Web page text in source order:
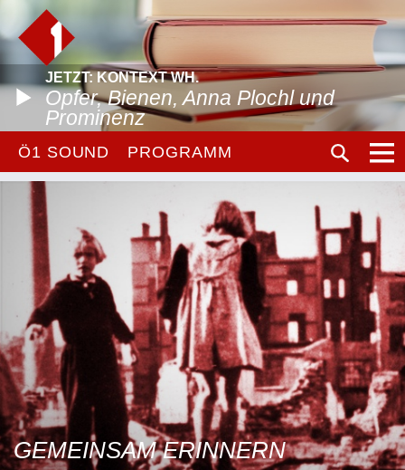
JETZT: KONTEXT WH.
Opfer, Bienen, Anna Plochl und
Prominenz
Ö1 SOUND PROGRAMM
GEMEINSAM ERINNERN